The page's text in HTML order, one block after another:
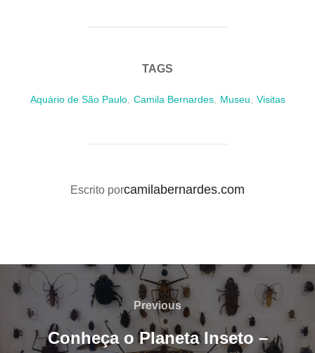
TAGS
Aquário de São Paulo, Camila Bernardes, Museu Visitas
AUTOR DO POST
Escrito porcamilabernardes.com
Navegação
Post
Previous
Previous
Conheça o Planeta Inseto –